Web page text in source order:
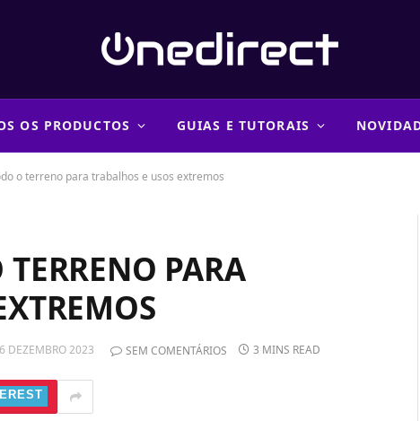
OS PRODUCTOS GUIAS E TUTORAIS
o terreno para trabalhos e usos extremos
PARA
6 DEZEMBRO 2023 SEM COMENTÁRIOS 3 MINS READ